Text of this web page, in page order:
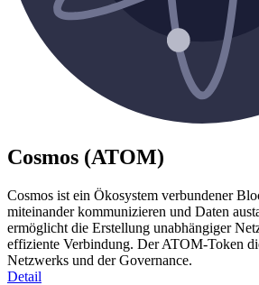
Cosmos (ATOM)
Cosmos ist ein Ökosystem verbundener
miteinander kommunizieren und Daten
ermöglicht die Erstellung unabhängiger
effiziente Verbindung. Der ATOM-Token
Netzwerks und der Governance.
Detail